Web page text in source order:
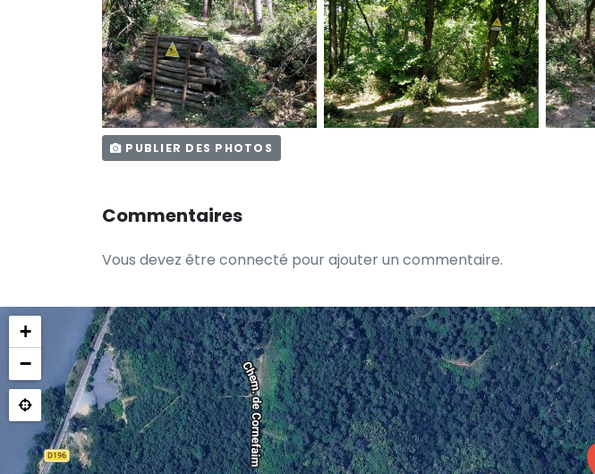
PUBLIER DES PHOTOS
Commentaires
Vous devez être connecté pour ajouter un commentaire.
+
−